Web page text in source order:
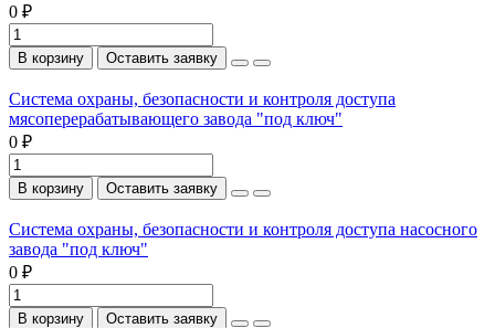
0 ₽
В корзину Оставить заявку
Система охраны, безопасности и контроля доступа
мясоперерабатывающего завода "под ключ"
0 ₽
В корзину Оставить заявку
Система охраны, безопасности и контроля доступа насосного
завода "под ключ"
0 ₽
В корзину Оставить заявку